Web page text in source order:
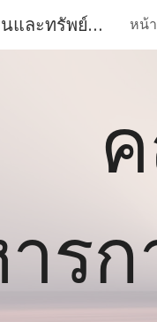
Skip
คณะกรรมการบริหารการเงินและทรัพย์สินประจำมหาวิทยาลัยเทคโนโลยีราชมงคลตะวันออก หน้
ร